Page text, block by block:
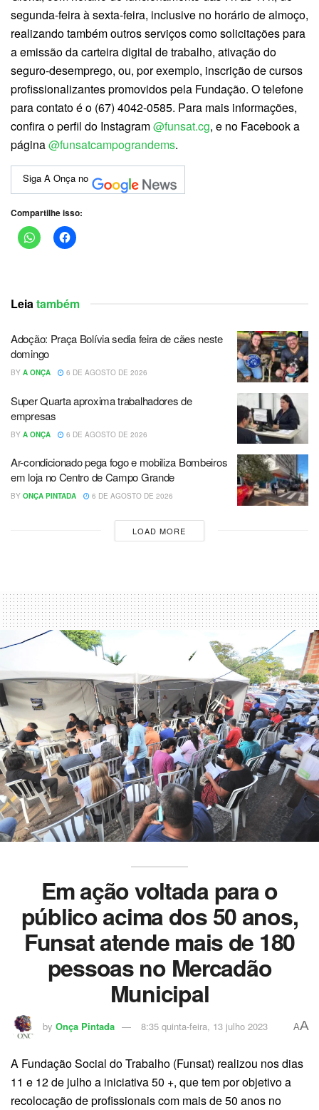
segunda-feira à sexta-feira, inclusive no horário de almoço,
realizando também outros serviços como solicitações para
a emissão da carteira digital de trabalho, ativação do
seguro-desemprego, ou, por exemplo, inscrição de cursos
profissionalizantes promovidos pela Fundação. O telefone
para contato é o (67) 4042-0585. Para mais informações,
confira o perfil do Instagram@funsat.cg, e no Facebook a
página@funsatcampograndems.
Siga A Onça no
Compartilhe isso:
Leiatambém
Adoção: Praça Bolívia sedia feira de cães neste
domingo
BY A ONÇA 6 DE AGOSTO DE 2026
Super Quarta aproxima trabalhadores de
empresas
BY A ONÇA 6 DE AGOSTO DE 2026
Ar-condicionado pega fogo e mobiliza Bombeiros
em loja no Centro de Campo Grande
BY ONÇA PINTADA 6 DE AGOSTO DE 2026
LOAD MORE
Em ação voltada para o
público acima dos 50 anos,
Funsat atende mais de 180
pessoas no Mercadão
Municipal
by Onça Pintada 8:35 quinta-feira, 13 julho 2023 AA
A Fundação Social do Trabalho (Funsat) realizou nos dias
11 e 12 de julho a iniciativa 50 +, que tem por objetivo a
recolocação de profissionais com mais de 50 anos no